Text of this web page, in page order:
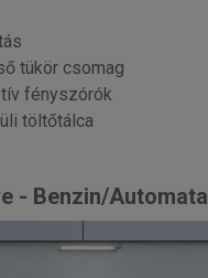
tükör csomag
fényszórók
töltőtálca
- Benzin/Automata